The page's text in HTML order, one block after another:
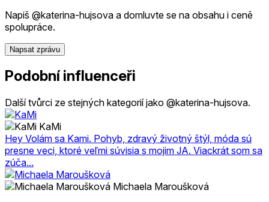
Napiš @katerina-hujsova a domluvte se na obsahu i ceně
spolupráce.
Napsat zprávu
Podobní influenceři
Další tvůrci ze stejných kategorií jako @katerina-hujsova.
KaMi
Hey Volám sa Kami. Pohyb, zdravý životný štýl, móda sú
presne veci, ktoré veľmi súvisia s mojim JA. Viackrát som sa
zúča...
Michaela Maroušková